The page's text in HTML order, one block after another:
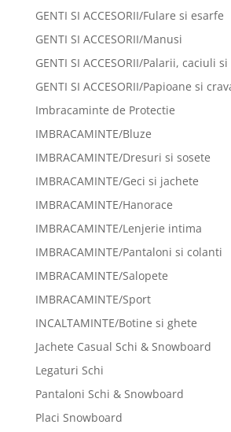
GENTI SI ACCESORII/Fulare si esarfe
GENTI SI ACCESORII/Manusi
GENTI SI ACCESORII/Palarii, caciuli
GENTI SI ACCESORII/Papioane si
Imbracaminte de Protectie
IMBRACAMINTE/Bluze
IMBRACAMINTE/Dresuri si sosete
IMBRACAMINTE/Geci si jachete
IMBRACAMINTE/Hanorace
IMBRACAMINTE/Lenjerie intima
IMBRACAMINTE/Pantaloni si colanti
IMBRACAMINTE/Salopete
IMBRACAMINTE/Sport
INCALTAMINTE/Botine si ghete
Jachete Casual Schi & Snowboard
Legaturi Schi
Pantaloni Schi & Snowboard
Placi Snowboard